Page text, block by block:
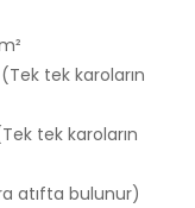
tek karoların
tek karoların
atıfta bulunur)